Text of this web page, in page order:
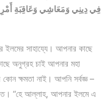
فِي دِينِي وَمَعَاشِي وَعَاقِبَةِ
সাহায্যে। আপনার কাছে
অনুগ্রহ চাই আপনার মহা
ক্ষমতা নাই। আপনি সর্বজ্ঞ –
“হে আল্লাহ, আপনার ইলমে এ